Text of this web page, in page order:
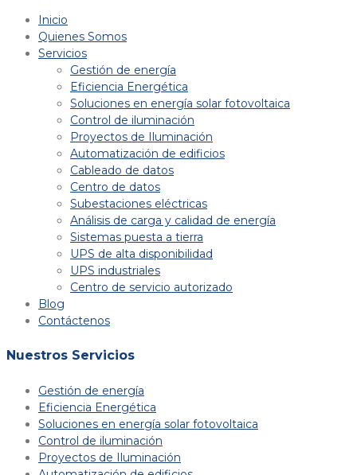
Inicio
Quienes Somos
Servicios
Gestión de energía
Eficiencia Energética
Soluciones en energía solar fotovoltaica
Control de iluminación
Proyectos de Iluminación
Automatización de edificios
Cableado de datos
Centro de datos
Subestaciones eléctricas
Análisis de carga y calidad de energía
Sistemas puesta a tierra
UPS de alta disponibilidad
UPS industriales
Centro de servicio autorizado
Blog
Contáctenos
Nuestros Servicios
Gestión de energía
Eficiencia Energética
Soluciones en energía solar fotovoltaica
Control de iluminación
Proyectos de Iluminación